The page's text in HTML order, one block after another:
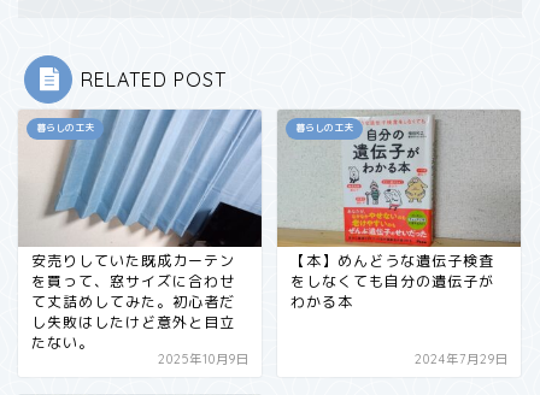
RELATED POST
暮らしの工夫
安売りしていた既成カーテン
を買って、窓サイズに合わせ
て丈詰めしてみた。初心者だ
し失敗はしたけど意外と目立
たない。
2025年10月9日
暮らしの工夫
【本】めんどうな遺伝子検査
をしなくても自分の遺伝子が
わかる本
2024年7月29日